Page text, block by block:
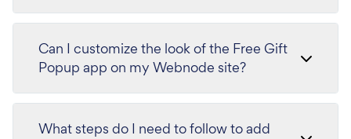
Can I customize the look of the Free Gift
Popup app on my Webnode site?
What steps do I need to follow to add